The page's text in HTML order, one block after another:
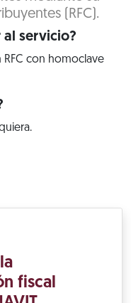
(RFC).
al servicio?
con homoclave
fiscal